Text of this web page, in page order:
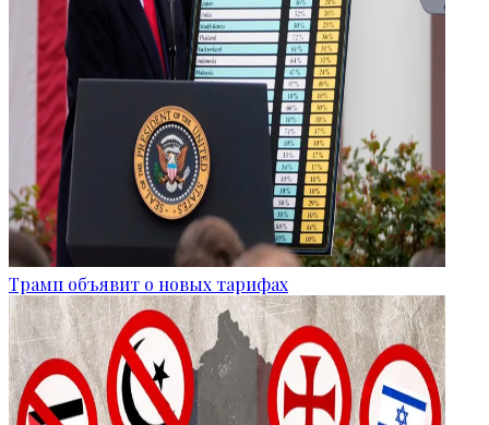
Трамп объявит о новых тарифах